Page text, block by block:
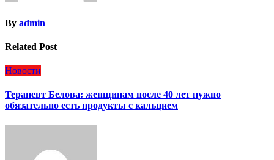
By admin
Related Post
Новости
Терапевт Белова: женщинам после 40 лет нужно
обязательно есть продукты с кальцием